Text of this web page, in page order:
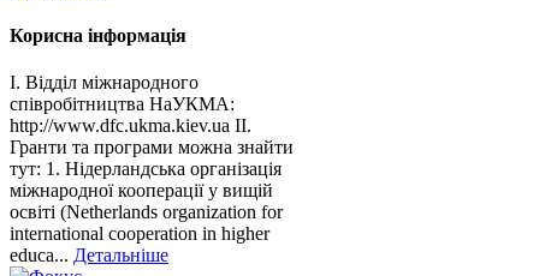
Корисна інформація
І. Відділ міжнародного
співробітництва НаУКМА:
http://www.dfc.ukma.kiev.ua ІІ.
Гранти та програми можна знайти
тут: 1. Нідерландська організація
міжнародної кооперації у вищій
освіті (Netherlands organization for
international cooperation in higher
educa... Детальніше